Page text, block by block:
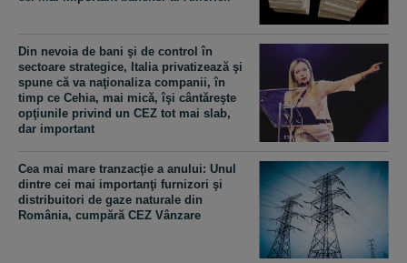
Din nevoia de bani şi de control în
sectoare strategice, Italia privatizează şi
spune că va naţionaliza companii, în
timp ce Cehia, mai mică, îşi cântăreşte
opţiunile privind un CEZ tot mai slab,
dar important
Cea mai mare tranzacţie a anului: Unul
dintre cei mai importanţi furnizori şi
distribuitori de gaze naturale din
România, cumpără CEZ Vânzare